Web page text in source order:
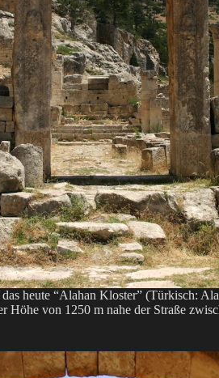
heute “Alahan Kloster” (Türkisch:
Höhe von 1250 m nahe der Straße